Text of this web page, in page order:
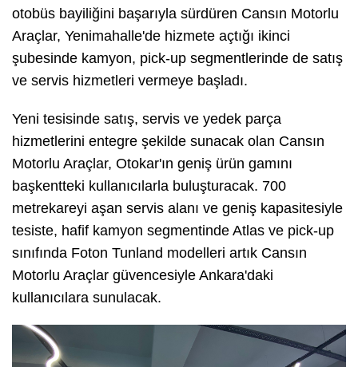
otobüs bayiliğini başarıyla sürdüren Cansın Motorlu
Araçlar, Yenimahalle'de hizmete açtığı ikinci
şubesinde kamyon, pick-up segmentlerinde de satış
ve servis hizmetleri vermeye başladı.
Yeni tesisinde satış, servis ve yedek parça
hizmetlerini entegre şekilde sunacak olan Cansın
Motorlu Araçlar, Otokar'ın geniş ürün gamını
başkentteki kullanıcılarla buluşturacak. 700
metrekareyi aşan servis alanı ve geniş kapasitesiyle
tesiste, hafif kamyon segmentinde Atlas ve pick-up
sınıfında Foton Tunland modelleri artık Cansın
Motorlu Araçlar güvencesiyle Ankara'daki
kullanıcılara sunulacak.